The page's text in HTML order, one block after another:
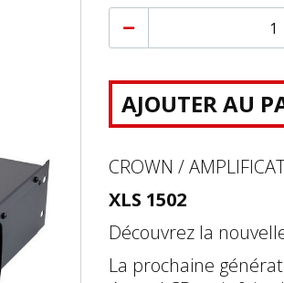
AJOUTER AU
CROWN /
XLS 1502
Découvrez la
La prochaine